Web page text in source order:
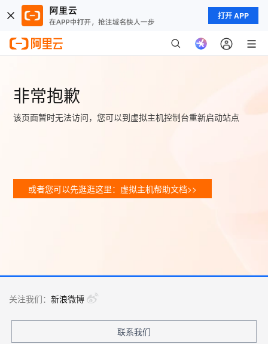
打开 APP
非常抱歉
该页面暂时无法访问，您可以到虚拟主机控制台重新启动站点
或者您可以先逛逛这里：虚拟主机帮助文档>>